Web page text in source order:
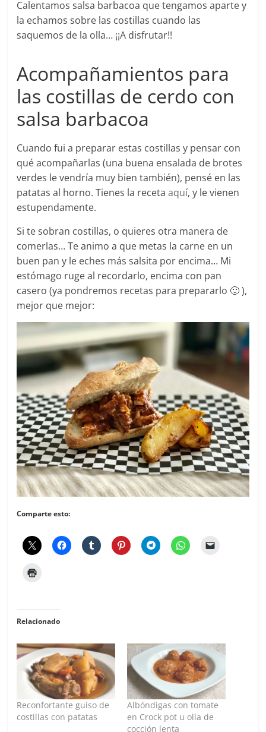
Calentamos salsa barbacoa que tengamos aparte y
la echamos sobre las costillas cuando las
saquemos de la olla… ¡¡A disfrutar!!
Acompañamientos para
las costillas de cerdo con
salsa barbacoa
Cuando fui a preparar estas costillas y pensar con
qué acompañarlas (una buena ensalada de brotes
verdes le vendría muy bien también), pensé en las
patatas al horno. Tienes la recetaaquí, y le vienen
estupendamente.
Si te sobran costillas, o quieres otra manera de
comerlas… Te animo a que metas la carne en un
buen pan y le eches más salsita por encima… Mi
estómago ruge al recordarlo, encima con pan
casero (ya pondremos recetas para prepararlo 🙂 ),
mejor que mejor:
Comparte esto:
Relacionado
Reconfortante guiso de
costillas con patatas
Albóndigas con tomate
en Crock pot u olla de
cocción lenta